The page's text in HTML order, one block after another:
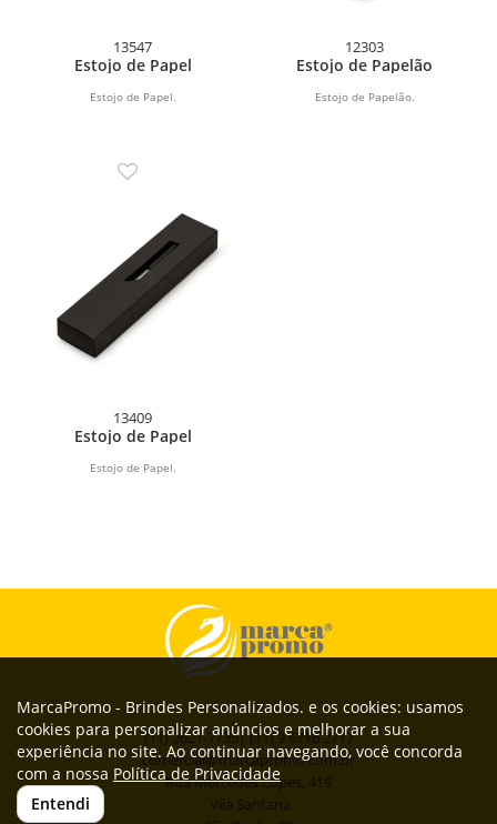
13547
Estojo de Papel
Estojo de Papel.
12303
Estojo de Papelão
Estojo de Papelão.
13409
Estojo de Papel
Estojo de Papel.
(11) 2621-7735| (11) 9 6716 2717
comercial@marcapromo.com.br
Rua Mercedes Lopes, 419
Vila Santana
MarcaPromo - Brindes Personalizados. e os cookies: usamos
cookies para personalizar anúncios e melhorar a sua
experiência no site. Ao continuar navegando, você concorda
com a nossa Política de Privacidade
Entendi